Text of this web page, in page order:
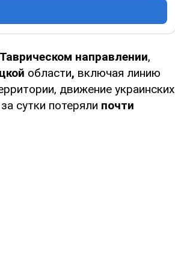
Таврическом направлении,
области, включая линию
движение украинских
сутки потеряли почти